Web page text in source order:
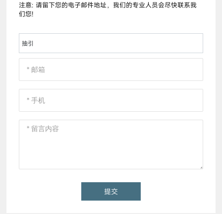
注意: 请留下您的电子邮件地址，我们的专业人员会尽快联系我
们您!
抽引
提交